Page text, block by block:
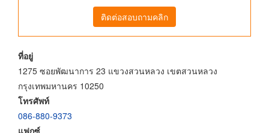
ติดต่อสอบถามคลิก
ที่อยู่
1275 ซอยพัฒนาการ 23 แขวงสวนหลวง เขตสวนหลวง
กรุงเทพมหานคร 10250
โทรศัพท์
086-880-9373
แฟกซ์